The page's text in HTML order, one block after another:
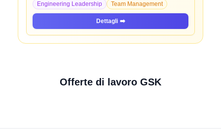
Engineering Leadership Team Management
Dettagli ➡️
Offerte di lavoro GSK